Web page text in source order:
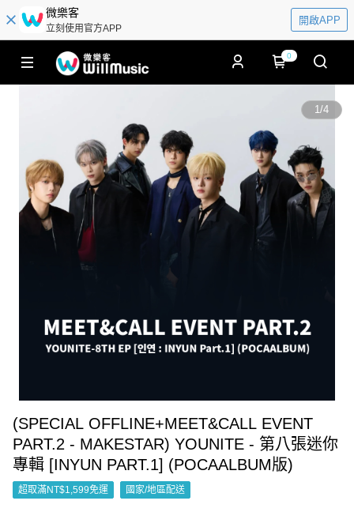
微樂客
立刻使用官方APP
開啟APP
0
1/4
(SPECIAL OFFLINE+MEET&CALL EVENT
PART.2 - MAKESTAR) YOUNITE - 第八張迷你
專輯 [INYUN PART.1] (POCAALBUM版)
超取滿NT$1,599免運 國家/地區配送